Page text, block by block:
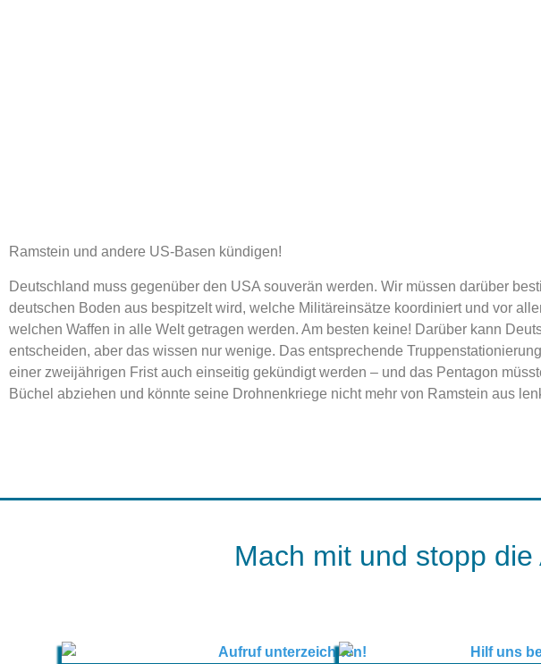
Ramstein und andere US-Basen kündigen!
Deutschland muss gegenüber den USA souverän werden. Wir müssen darüber
deutschen Boden aus bespitzelt wird, welche Militäreinsätze koordiniert und vor
welchen Waffen in alle Welt getragen werden. Am besten keine! Darüber kann
entscheiden, aber das wissen nur wenige. Das entsprechende
einer zweijährigen Frist auch einseitig gekündigt werden – und das Pentagon
Büchel abziehen und könnte seine Drohnenkriege nicht mehr von Ramstein aus
Mach mit und stopp